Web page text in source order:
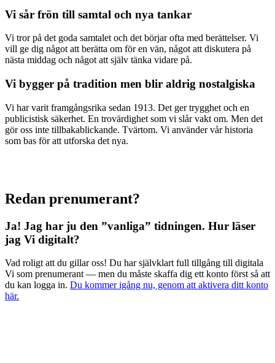
Vi sår frön till samtal och nya tankar
Vi tror på det goda samtalet och det börjar ofta med berättelser. Vi
vill ge dig något att berätta om för en vän, något att diskutera på
nästa middag och något att själv tänka vidare på.
Vi bygger på tradition men blir aldrig nostalgiska
Vi har varit framgångsrika sedan 1913. Det ger trygghet och en
publicistisk säkerhet. En trovärdighet som vi slår vakt om. Men det
gör oss inte tillbakablickande. Tvärtom. Vi använder vår historia
som bas för att utforska det nya.
Redan prenumerant?
Ja! Jag har ju den ”vanliga” tidningen. Hur läser
jag Vi digitalt?
Vad roligt att du gillar oss! Du har självklart full tillgång till digitala
Vi som prenumerant — men du måste skaffa dig ett konto först så att
du kan logga in. Du kommer igång nu, genom att aktivera ditt konto
här.